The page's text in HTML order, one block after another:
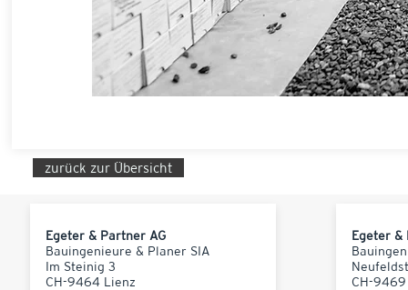
zurück zur Übersicht
Egeter & Partner AG
Bauingenieure & Planer SIA
Im Steinig 3
CH-9464 Lienz
Egeter &
CH-